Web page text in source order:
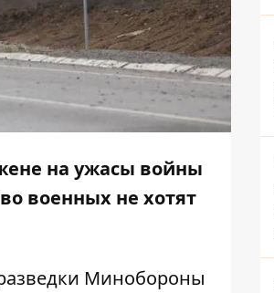
на ужасы войны
военных не хотят
Минобороны